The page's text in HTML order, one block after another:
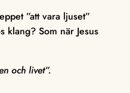
”att vara ljuset”
klang? Som när Jesus
och livet”.